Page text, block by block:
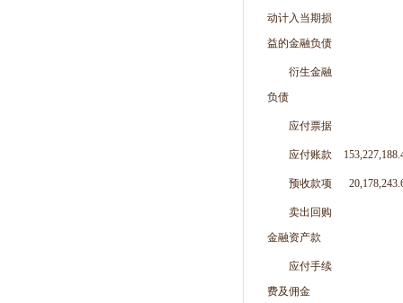
动计入当期损
益的金融负债
衍生金融
负债
应付票据
应付账款
预收款项
卖出回购
金融资产款
应付手续
费及佣金